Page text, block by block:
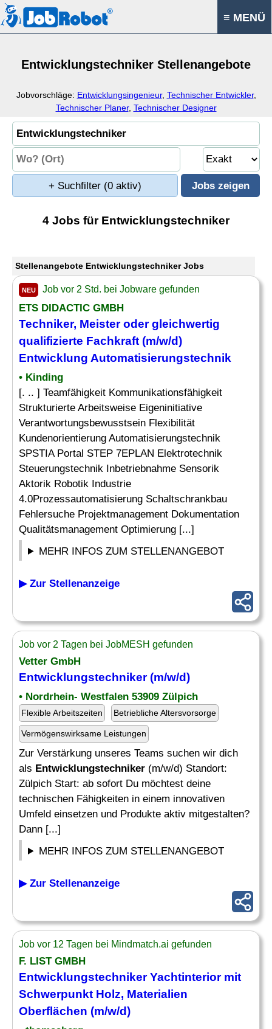
≡ MENÜ
Entwicklungstechniker Stellenangebote
Jobvorschläge: Entwicklungsingenieur, Technischer Entwickler,
Technischer Planer, Technischer Designer
+ Suchfilter (0 aktiv)
4 Jobs für Entwicklungstechniker
Stellenangebote Entwicklungstechniker Jobs
NEU Job vor 2 Std. bei Jobware gefunden
ETS DIDACTIC GMBH
Techniker, Meister oder gleichwertig
qualifizierte Fachkraft (m/w/d)
Entwicklung Automatisierungstechnik
• Kinding
[. .. ] Teamfähigkeit Kommunikationsfähigkeit
Strukturierte Arbeitsweise Eigeninitiative
Verantwortungsbewusstsein Flexibilität
Kundenorientierung Automatisierungstechnik
SPSTIA Portal STEP 7EPLAN Elektrotechnik
Steuerungstechnik Inbetriebnahme Sensorik
Aktorik Robotik Industrie
4.0Prozessautomatisierung Schaltschrankbau
Fehlersuche Projektmanagement Dokumentation
Qualitätsmanagement Optimierung [...]
MEHR INFOS ZUM STELLENANGEBOT
▶ Zur Stellenanzeige
Job vor 2 Tagen bei JobMESH gefunden
Vetter GmbH
Entwicklungstechniker(m/w/d)
• Nordrhein- Westfalen 53909 Zülpich
Flexible Arbeitszeiten Betriebliche Altersvorsorge
Vermögenswirksame Leistungen
Zur Verstärkung unseres Teams suchen wir dich
als Entwicklungstechniker (m/w/d) Standort:
Zülpich Start: ab sofort Du möchtest deine
technischen Fähigkeiten in einem innovativen
Umfeld einsetzen und Produkte aktiv mitgestalten?
Dann [...]
MEHR INFOS ZUM STELLENANGEBOT
▶ Zur Stellenanzeige
Job vor 12 Tagen bei Mindmatch.ai gefunden
F. LIST GMBH
EntwicklungstechnikerYachtinterior mit
Schwerpunkt Holz, Materialien
Oberflächen (m/w/d)